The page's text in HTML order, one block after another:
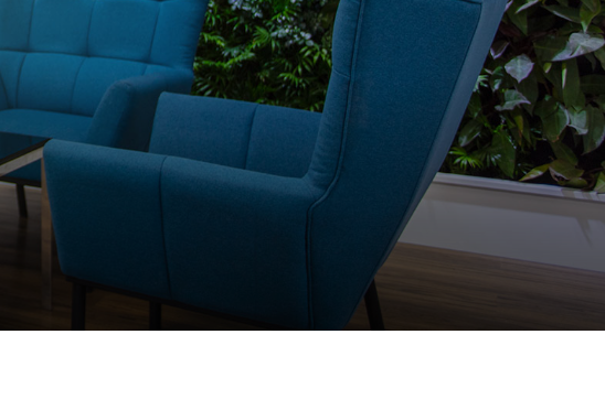
Inloggen
Erkend NRTO lid
Over 50plus.works
Veel gestelde vragen.....
Voorwaarden & privacy
Stichting Nationale Talentenbank